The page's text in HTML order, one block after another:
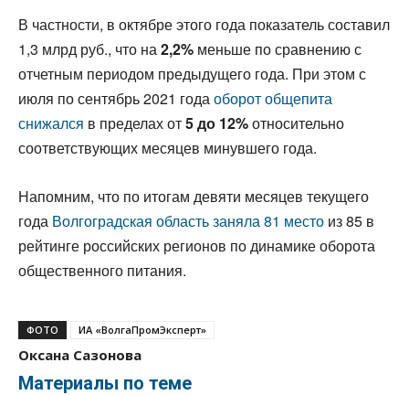
В частности, в октябре этого года показатель составил
1,3 млрд руб., что на2,2% меньше по сравнению с
отчетным периодом предыдущего года. При этом с
июля по сентябрь 2021 годаоборот общепита
снижался в пределах от5 до 12%относительно
соответствующих месяцев минувшего года.
Напомним, что по итогам девяти месяцев текущего
года Волгоградская область заняла 81 место из 85 в
рейтинге российских регионов по динамике оборота
общественного питания.
ФОТО ИА «ВолгаПромЭксперт»
Оксана Сазонова
Материалы по теме